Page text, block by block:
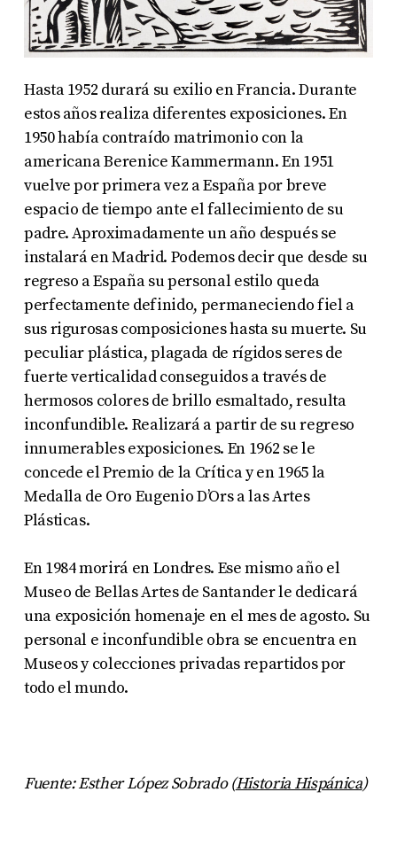
Hasta 1952 durará su exilio en Francia. Durante
estos años realiza diferentes exposiciones. En
1950 había contraído matrimonio con la
americana Berenice Kammermann. En 1951
vuelve por primera vez a España por breve
espacio de tiempo ante el fallecimiento de su
padre. Aproximadamente un año después se
instalará en Madrid. Podemos decir que desde su
regreso a España su personal estilo queda
perfectamente definido, permaneciendo fiel a
sus rigurosas composiciones hasta su muerte. Su
peculiar plástica, plagada de rígidos seres de
fuerte verticalidad conseguidos a través de
hermosos colores de brillo esmaltado, resulta
inconfundible. Realizará a partir de su regreso
innumerables exposiciones. En 1962 se le
concede el Premio de la Crítica y en 1965 la
Medalla de Oro Eugenio D’Ors a las Artes
Plásticas.
En 1984 morirá en Londres. Ese mismo año el
Museo de Bellas Artes de Santander le dedicará
una exposición homenaje en el mes de agosto. Su
personal e inconfundible obra se encuentra en
Museos y colecciones privadas repartidos por
todo el mundo.
Fuente: Esther López Sobrado (Historia Hispánica)